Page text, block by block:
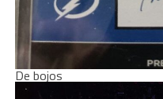
De bojos